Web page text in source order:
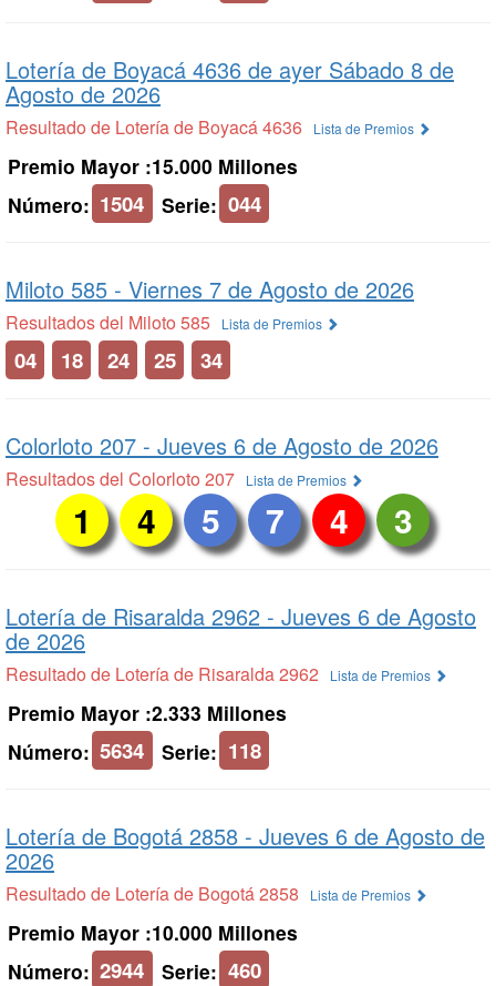
Lotería de Boyacá 4636 de ayer Sábado 8 de
Agosto de 2026
Resultado de Lotería de Boyacá 4636 Lista de Premios
Premio Mayor :15.000 Millones
Número: 1504 Serie: 044
Miloto 585 - Viernes 7 de Agosto de 2026
Resultados del Miloto 585 Lista de Premios
04 18 24 25 34
Colorloto 207 - Jueves 6 de Agosto de 2026
Resultados del Colorloto 207 Lista de Premios
1 4 5 7 4 3
Lotería de Risaralda 2962 - Jueves 6 de Agosto
de 2026
Resultado de Lotería de Risaralda 2962 Lista de Premios
Premio Mayor :2.333 Millones
Número: 5634 Serie: 118
Lotería de Bogotá 2858 - Jueves 6 de Agosto de
2026
Resultado de Lotería de Bogotá 2858 Lista de Premios
Premio Mayor :10.000 Millones
Número: 2944 Serie: 460